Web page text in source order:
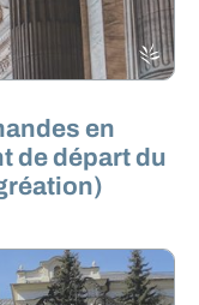
en
de départ du